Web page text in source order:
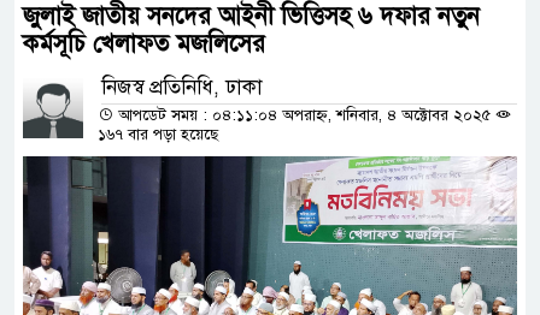
জুলাই জাতীয় সনদের আইনী ভিত্তিসহ ৬ দফার নতুন
কর্মসূচি খেলাফত মজলিসের
নিজস্ব প্রতিনিধি, ঢাকা
আপডেট সময় : ০৪:১১:০৪ অপরাহ্ন, শনিবার, ৪ অক্টোবর ২০২৫
১৬৭ বার পড়া হয়েছে